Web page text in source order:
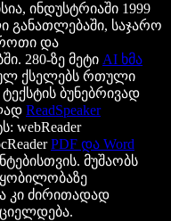
ინდუსტრიაში 1999
საჯარო
და
280-ზე მეტი AI ხმა
ქსელებს რთული
ბუნებრივად
ReadSpeaker
webReader
PDF და Word
მუშაობს
კი ძირითადად